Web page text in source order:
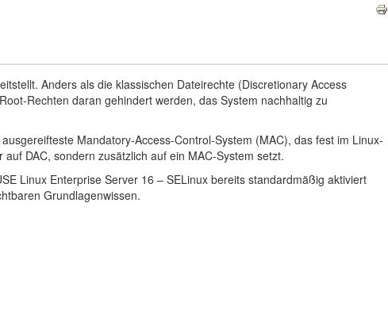
Anders als die klassischen Dateirechte (Discretionary Access
Rechten daran gehindert werden, das System nachhaltig zu
Mandatory-Access-Control-System (MAC), das fest im Linux-
DAC, sondern zusätzlich auf ein MAC-System setzt.
Linux Enterprise Server 16 – SELinux bereits standardmäßig aktiviert
Grundlagenwissen.